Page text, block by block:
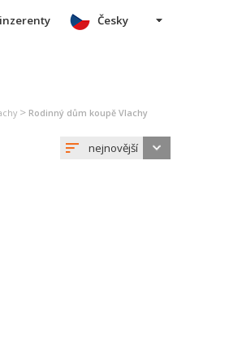
Česky
> Rodinný dům koupě Vlachy
nejnovější